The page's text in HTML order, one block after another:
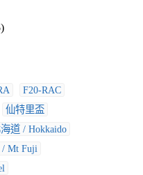
F20-RAC
仙特里盃
道 / Hokkaido
/ Mt Fuji